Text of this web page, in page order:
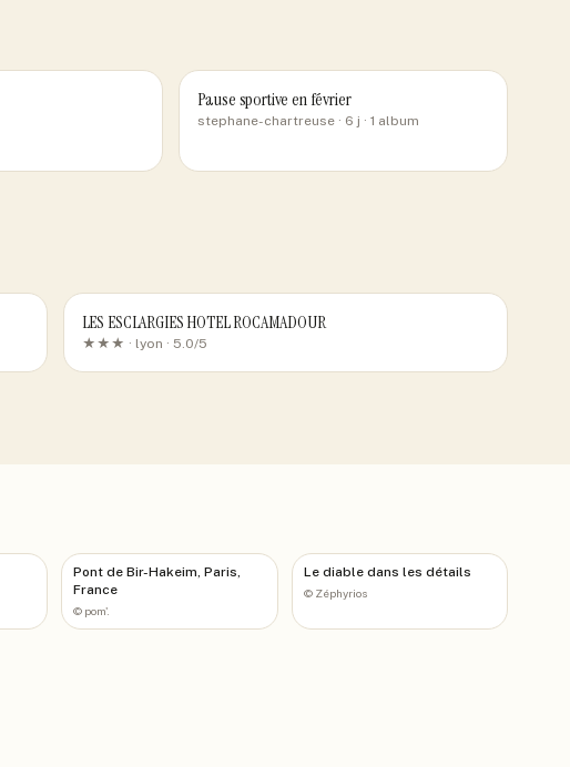
Pause sportive en février
stephane-chartreuse· 6 j · 1 album
LES ESCLARGIES HOTEL ROCAMADOUR
★★★ · lyon · 5.0/5
Pont de Bir-Hakeim, Paris,
France
© pom'.
Le diable dans les détails
© Zéphyrios